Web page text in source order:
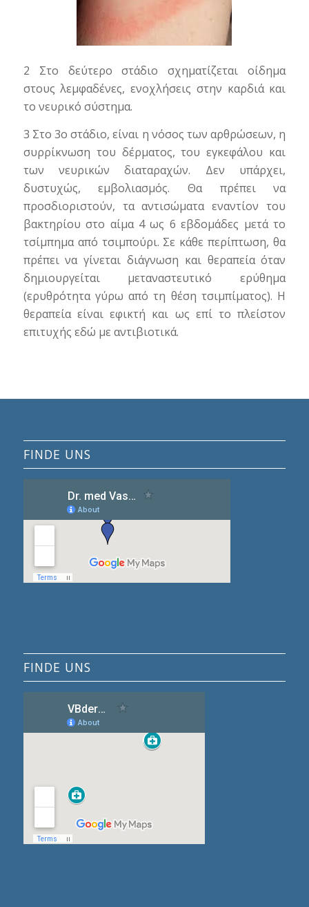
2 Στο δεύτερο στάδιο σχηματίζεται οίδημα
στους λεμφαδένες, ενοχλήσεις στην καρδιά και
το νευρικό σύστημα.
3 Στο 3ο στάδιο, είναι η νόσος των αρθρώσεων, η
συρρίκνωση του δέρματος, του εγκεφάλου και
των νευρικών διαταραχών. Δεν υπάρχει,
δυστυχώς, εμβολιασμός. Θα πρέπει να
προσδιοριστούν, τα αντισώματα εναντίον του
βακτηρίου στο αίμα 4 ως 6 εβδομάδες μετά το
τσίμπημα από τσιμπούρι. Σε κάθε περίπτωση, θα
πρέπει να γίνεται διάγνωση και θεραπεία όταν
δημιουργείται μεταναστευτικό ερύθημα
(ερυθρότητα γύρω από τη θέση τσιμπίματος). Η
θεραπεία είναι εφικτή και ως επί το πλείστον
επιτυχής εδώ με αντιβιοτικά.
FINDE UNS
FINDE UNS